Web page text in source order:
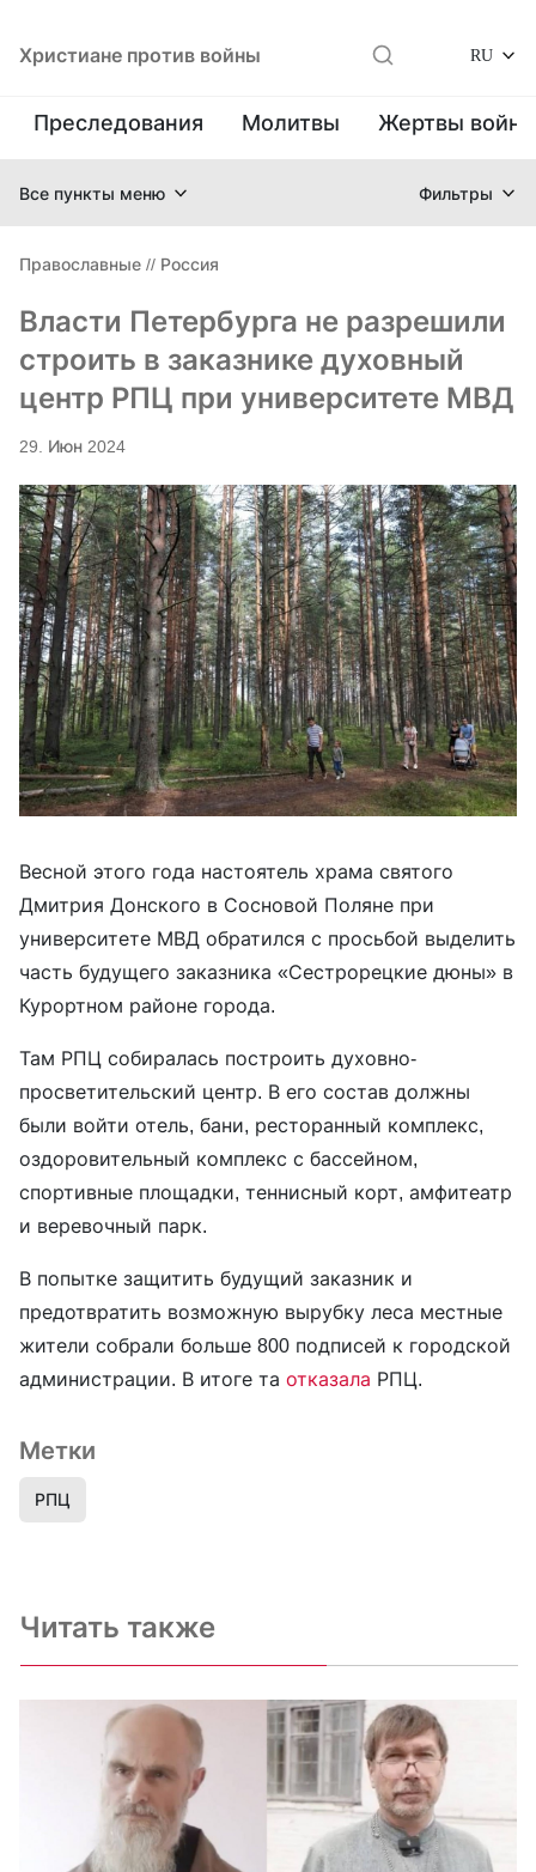
Христиане против войны RU
Преследования Молитвы Жертвы
Все пункты меню Фильтры
Православные // Россия
Власти Петербурга не разрешили
строить в заказнике духовный
центр РПЦ при университете МВД
29. Июн 2024
Весной этого года настоятель храма святого
Дмитрия Донского в Сосновой Поляне при
университете МВД обратился с просьбой выделить
часть будущего заказника «Сестрорецкие дюны» в
Курортном районе города.
Там РПЦ собиралась построить духовно-
просветительский центр. В его состав должны
были войти отель, бани, ресторанный комплекс,
оздоровительный комплекс с бассейном,
спортивные площадки, теннисный корт, амфитеатр
и веревочный парк.
В попытке защитить будущий заказник и
предотвратить возможную вырубку леса местные
жители собрали больше 800 подписей к городской
администрации. В итоге та отказала РПЦ.
Метки
РПЦ
Читать также